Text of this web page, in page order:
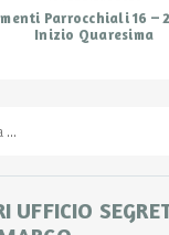
Parrocchiali 16 –
Inizio Quaresima
UFFICIO